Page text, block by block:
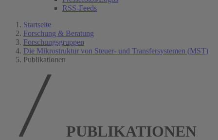
RSS-Feeds
Startseite
Forschung & Beratung
Forschungsgruppen
Die Mikrostruktur von Steuer- und Transfersystemen (MST)
Publikationen
PUBLIKATIONEN